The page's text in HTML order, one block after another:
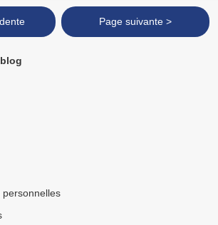
Page suivante >